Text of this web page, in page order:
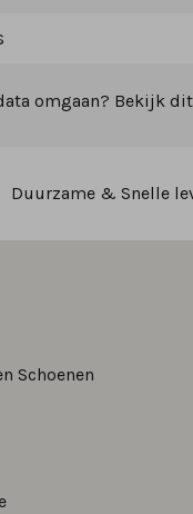
omgaan? Bekijk
Duurzame & Snelle
Schoenen